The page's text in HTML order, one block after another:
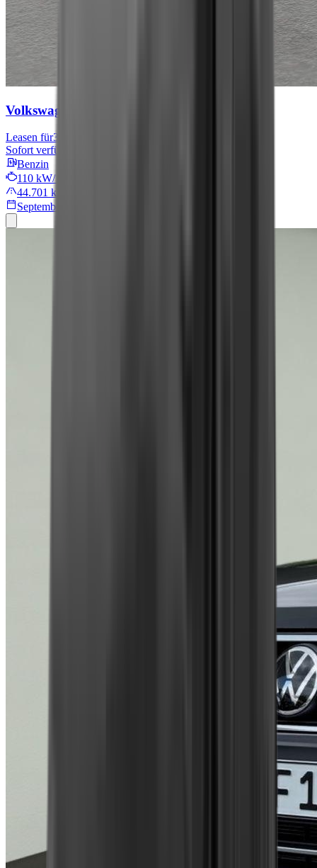
Volkswagen Tiguan
Leasen für301 € mtl.
Sofort verfügbar
Benzin
110 kW/149 PS
44.701 km
September 2024